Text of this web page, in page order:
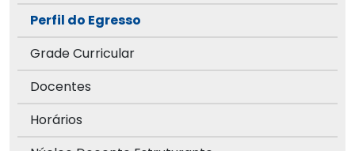
Perfil do Egresso
Grade Curricular
Docentes
Horários